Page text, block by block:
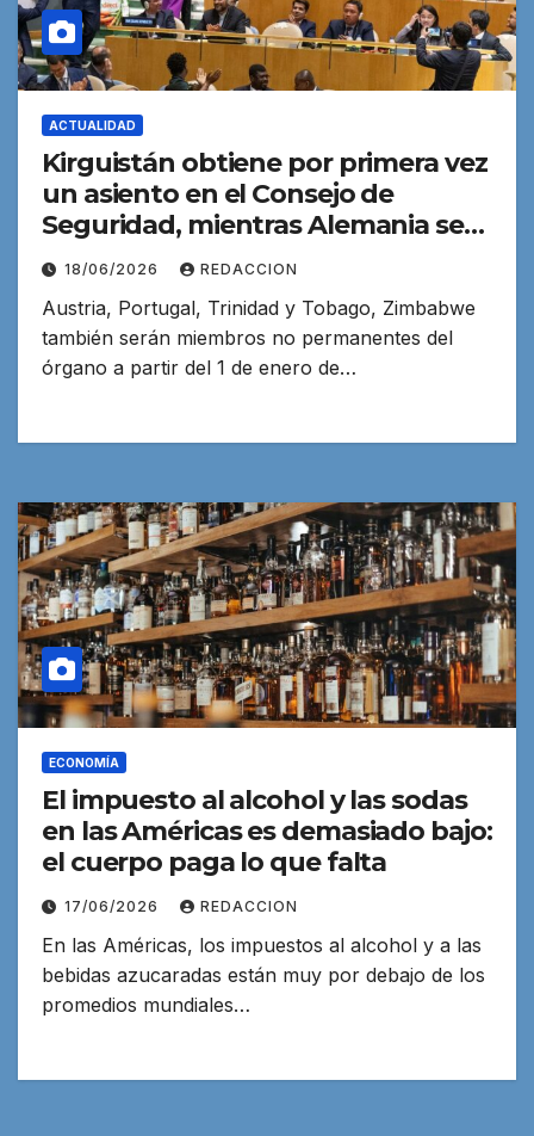
ACTUALIDAD
Kirguistán obtiene por primera vez
un asiento en el Consejo de
Seguridad, mientras Alemania se
queda fuera
18/06/2026 REDACCION
Austria, Portugal, Trinidad y Tobago, Zimbabwe
también serán miembros no permanentes del
órgano a partir del 1 de enero de…
ECONOMÍA
El impuesto al alcohol y las sodas
en las Américas es demasiado bajo:
el cuerpo paga lo que falta
17/06/2026 REDACCION
En las Américas, los impuestos al alcohol y a las
bebidas azucaradas están muy por debajo de los
promedios mundiales…